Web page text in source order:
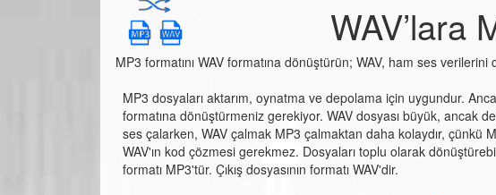
WAV’lara
MP3 formatını WAV formatına dönüştürün; WAV, ham ses
MP3 dosyaları aktarım, oynatma ve depolama için uygundur.
formatına dönüştürmeniz gerekiyor. WAV dosyası büyük, ancak
ses çalarken, WAV çalmak MP3 çalmaktan daha kolaydır, çünkü
WAV'ın kod çözmesi gerekmez. Dosyaları toplu olarak
formatı MP3'tür. Çıkış dosyasının formatı WAV'dir.